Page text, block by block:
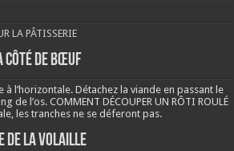
LA PÂTISSERIE
CÔTÉ DE BŒUF
à l’horizontale. Détachez la viande en passant le
de l’os. COMMENT DÉCOUPER UN RÔTI ROULÉ
les tranches ne se déferont pas.
DE LA VOLAILLE